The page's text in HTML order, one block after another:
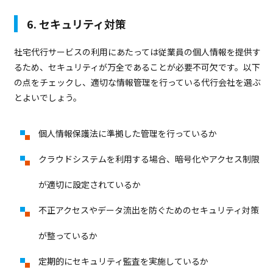
6. セキュリティ対策
社宅代行サービスの利用にあたっては従業員の個人情報を提供す
るため、セキュリティが万全であることが必要不可欠です。以下
の点をチェックし、適切な情報管理を行っている代行会社を選ぶ
とよいでしょう。
個人情報保護法に準拠した管理を行っているか
クラウドシステムを利用する場合、暗号化やアクセス制限
が適切に設定されているか
不正アクセスやデータ流出を防ぐためのセキュリティ対策
が整っているか
定期的にセキュリティ監査を実施しているか